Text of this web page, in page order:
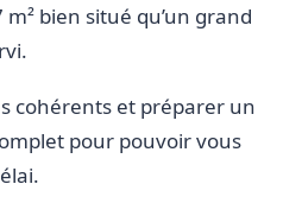
bien situé qu’un grand
cohérents et préparer un
pour pouvoir vous